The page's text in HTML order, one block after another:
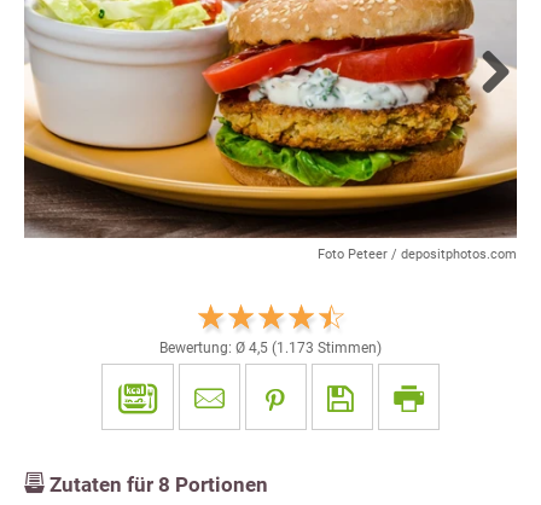
Foto Peteer / depositphotos.com
Next
Bewertung: Ø 4,5 (1.173 Stimmen)
Zutaten für 8 Portionen